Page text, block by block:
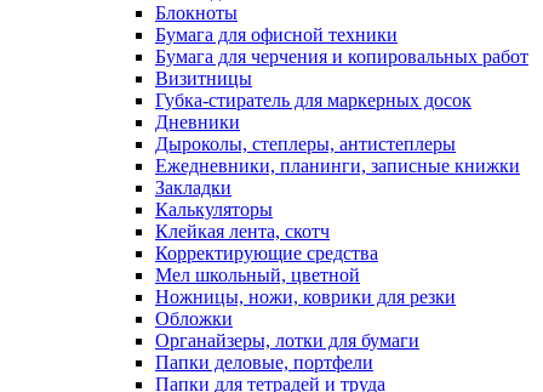
Блокноты
Бумага для офисной техники
Бумага для черчения и копировальных работ
Визитницы
Губка-стиратель для маркерных досок
Дневники
Дыроколы, степлеры, антистеплеры
Ежедневники, планинги, записные книжки
Закладки
Калькуляторы
Клейкая лента, скотч
Корректирующие средства
Мел школьный, цветной
Ножницы, ножи, коврики для резки
Обложки
Органайзеры, лотки для бумаги
Папки деловые, портфели
Папки для тетрадей и труда